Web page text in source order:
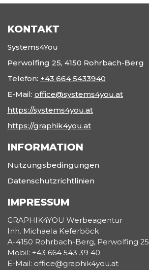
KONTAKT
Systems4You
Perwolfing 25, 4150 Rohrbach-Berg
Telefon: +43 664 5433940
E-Mail: office@systems4you.at
https://systems4you.at
https://graphik4you.at
INFORMATION
Nutzungsbedingungen
Datenschutzrichtlinien
IMPRESSUM
GRAPHIK4YOU Werbeagentur
Inh. Michaela Keferböck
A-4150 Rohrbach-Berg, Perwolfing 25
Mobil: +43 664 543 39 40
E-Mail: office@graphik4you.at